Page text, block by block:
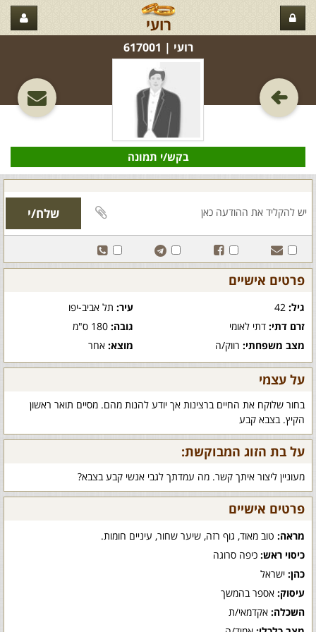
רועי
רועי‏ | 617001
בקש/י תמונה
פרטים אישיים
גיל: עיר:תל אביב-יפו
זרם דתי: דתי לאומי גובה:180 ס"מ
מצב משפחתי: רווק/ה מוצא:אחר
על עצמי
בחור שלוקח את החיים ברצינות אך יודע להנות מהם. מסיים תואר ראשון
הקיץ. בצבא קבע
על בת הזוג המבוקשת:
מעוניין ליצור איתך קשר. מה עמדתך לגבי אנשי קבע בצבא?
פרטים אישיים
מראה: טוב מאוד, גוף רזה, שיער שחור, עיניים חומות.
כיסוי ראש: כיפה סרוגה
כהן: ישראל
עיסוק: אספר בהמשך
השכלה: אקדמאי/ת